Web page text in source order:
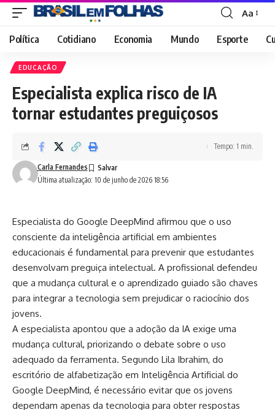
Font
Resizer
Aa
Política Cotidiano Economia Mundo Esporte
EDUCAÇÃO
Especialista explica risco de IA
tornar estudantes preguiçosos
Última atualização: 10 de junho de 2026 18:56
Carla Fernandes
Tempo: 1 min.
Especialista do Google DeepMind afirmou que o uso
consciente da inteligência artificial em ambientes
educacionais é fundamental para prevenir que estudantes
desenvolvam preguiça intelectual. A profissional defendeu
que a mudança cultural e o aprendizado guiado são chaves
para integrar a tecnologia sem prejudicar o raciocínio dos
jovens.
A especialista apontou que a adoção da IA exige uma
mudança cultural, priorizando o debate sobre o uso
adequado da ferramenta. Segundo Lila Ibrahim, do
escritório de alfabetização em Inteligência Artificial do
Google DeepMind, é necessário evitar que os jovens
dependam apenas da tecnologia para obter respostas